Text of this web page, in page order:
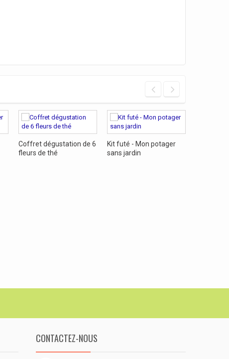
Coffret dégustation de 6
fleurs de thé
Kit futé - Mon potager
sans jardin
CONTACTEZ-NOUS